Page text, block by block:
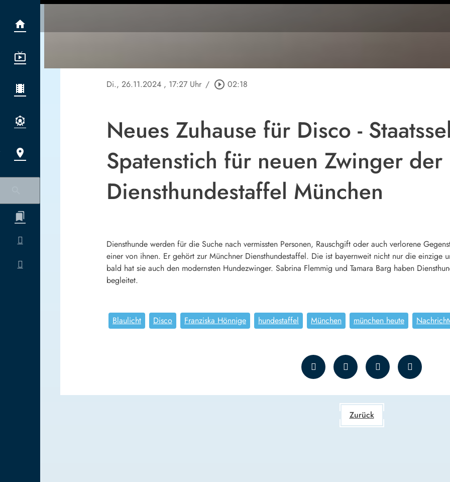
Di., 26.11.2024 , 17:27 Uhr / play_circle_outline 02:18
Neues Zuhause für Disco -
Spatenstich für neuen Zwinger der
Diensthundestaffel München
Diensthunde werden für die Suche nach vermissten Personen, Rauschgift oder auch verlorene
einer von ihnen. Er gehört zur Münchner Diensthundestaffel. Die ist bayernweit nicht nur die einzige
bald hat sie auch den modernsten Hundezwinger. Sabrina Flemmig und Tamara Barg haben
begleitet.
Blaulicht Disco Franziska Hönnige hundestaffel München münchen heute
Zurück